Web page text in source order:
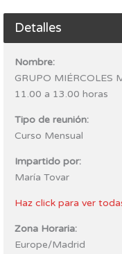
Detalles
Nombre:
GRUPO MIÉRCOLES
11.00 a 13.00 horas
Tipo de reunión:
Curso Mensual
Impartido por:
María Tovar
Haz click para ver
Zona Horaria:
Europe/Madrid